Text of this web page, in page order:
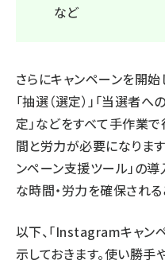
など
さらにキャンペーンを開
「抽選（選定）」「当選者
定」などをすべて手作業で
間と労力が必要になりま
ンペーン支援ツール」の
な時間・労力を確保される
以下、「Instagramキャン
示しておきます。使い勝手